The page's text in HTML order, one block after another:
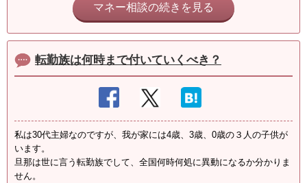
マネー相談の続きを見る
転勤族は何時まで付いていくべき？
私は30代主婦なのですが、我が家には4歳、3歳、0歳の３人の子供が
います。
旦那は世に言う転勤族でして、全国何時何処に異動になるか分かりま
せん。